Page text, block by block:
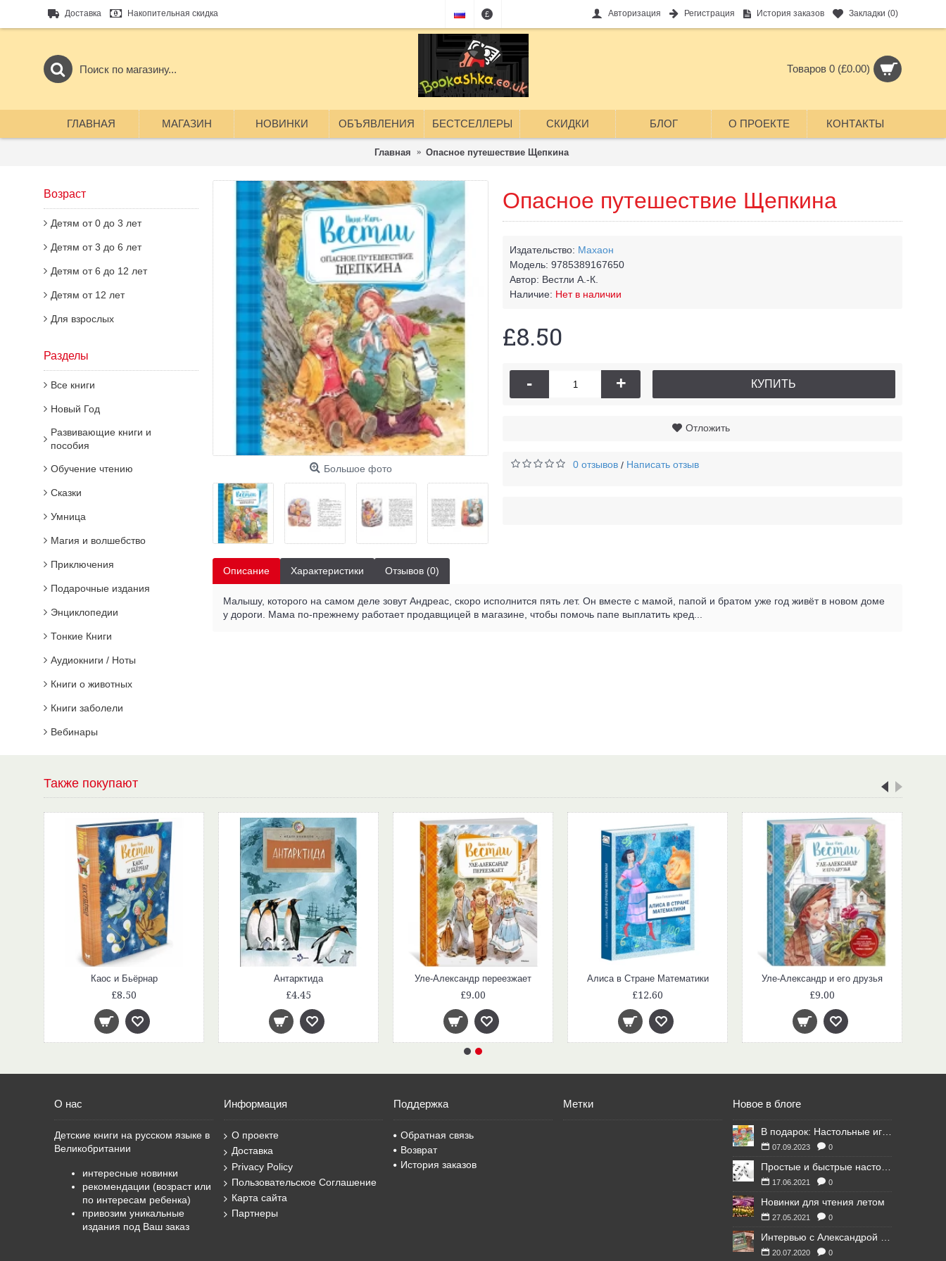
Доставка Накопительная скидка £ Авторизация Регистрация История заказов Закладки (0)
Товаров 0 (£0.00)
ГЛАВНАЯ МАГАЗИН НОВИНКИ ОБЪЯВЛЕНИЯ БЕСТСЕЛЛЕРЫ СКИДКИ БЛОГ О ПРОЕКТЕ КОНТАКТЫ
Главная Опасное путешествие Щепкина
Возраст
Детям от 0 до 3 лет
Детям от 3 до 6 лет
Детям от 6 до 12 лет
Детям от 12 лет
Для взрослых
Разделы
Все книги
Новый Год
Развивающие книги и
пособия
Обучение чтению
Сказки
Умница
Магия и волшебство
Приключения
Подарочные издания
Энциклопедии
Тонкие Книги
Аудиокниги / Ноты
Книги о животных
Книги заболели
Вебинары
Большое фото
Опасное путешествие Щепкина
Издательство: Махаон
Модель: 9785389167650
Автор: Вестли А.-К.
Наличие: Нет в наличии
£8.50
- + КУПИТЬ
Отложить
0 отзывов / Написать отзыв
Описание Характеристики Отзывов (0)
Малышу, которого на самом деле зовут Андреас, скоро исполнится пять лет. Он вместе с мамой, папой и братом уже год живёт в новом доме
у дороги. Мама по-прежнему работает продавщицей в магазине, чтобы помочь папе выплатить кред...
Также покупают
Каос и Бьёрнар
£8.50
Антарктида
£4.45
Уле-Александр переезжает
£9.00
Алиса в Стране Математики
£12.60
Уле-Александр и его друзья
£9.00
О нас
Детские книги на русском языке в
Великобритании
интересные новинки
рекомендации (возраст или
по интересам ребенка)
привозим уникальные
издания под Ваш заказ
Информация
О проекте
Доставка
Privacy Policy
Пользовательское Соглашение
Карта сайта
Партнеры
Поддержка
Обратная связь
Возврат
История заказов
Метки Новое в блоге
07.09.2023 0
17.06.2021 0
Новинки для чтения летом
27.05.2021 0
20.07.2020 0